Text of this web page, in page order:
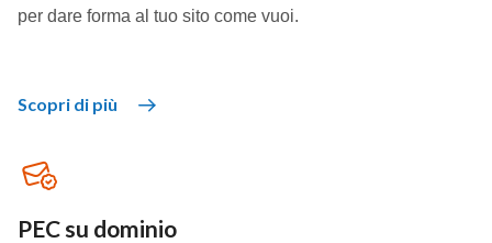
per dare forma al tuo sito come vuoi.
Scopri di più
PEC su dominio